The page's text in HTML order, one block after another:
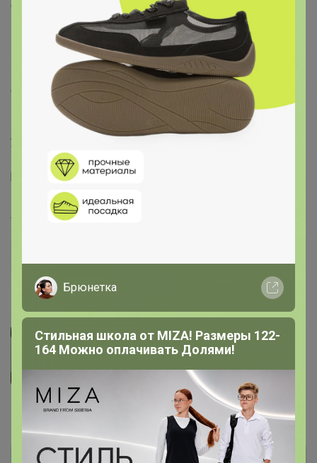
фигурками, статуэтками и другими украшениями.
Посадите в его центр пасхальных зверьков: зайчиков,
курочек и цыплят. Необычный элемент декора найдёт
место в любой части вашей квартиры – в прихожей,
гостиной, столовой или спальне. Это изящный и лёгкий
способ добавить эстетики любому помещению. В
коллекции бренда Элан Галерея вы найдёте
множество как ярких, так и нежных декоративных
украшений – каждый обязательно подберёт сувенир
на свой вкус. Они станут чудесным подарком для
родных, близких и коллег. Наполните пространство
вокруг себя радостью и весенним настроением!
Артикул 450149
Фотографии покупателей
Брюнетка
Стильная школа от MIZA! Размеры 122-
164 Можно оплачивать Долями!